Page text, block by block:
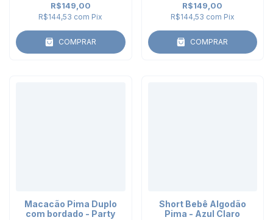
R$149,00
R$144,53 com Pix
COMPRAR
R$149,00
R$144,53 com Pix
COMPRAR
Macacão Pima Duplo
com bordado - Party
Short Bebê Algodão
Pima - Azul Claro